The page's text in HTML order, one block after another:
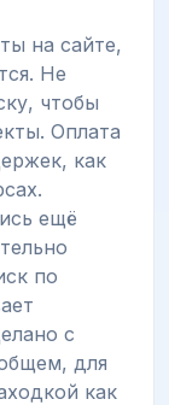
на сайте,
Не
чтобы
Оплата
как
ещё
по
с
для
как